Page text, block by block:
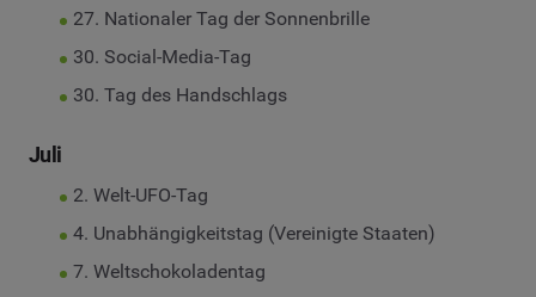
27. Nationaler Tag der Sonnenbrille
30. Social-Media-Tag
30. Tag des Handschlags
Juli
2. Welt-UFO-Tag
4. Unabhängigkeitstag (Vereinigte Staaten)
7. Weltschokoladentag